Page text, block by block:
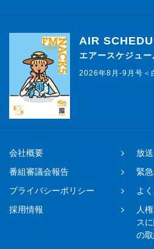
AIR
エアースケジュー
2026年8月-9月号＜
会社概要
放
番組審議会報告
緊
プライバシーポリシー
よ
採用情報
人
ス
の